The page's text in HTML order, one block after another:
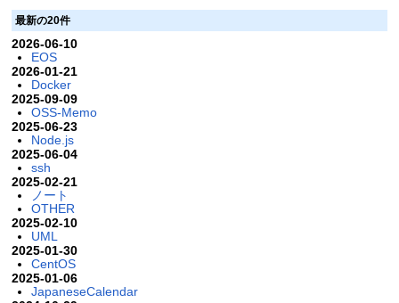
最新の20件
2026-06-10
EOS
2026-01-21
Docker
2025-09-09
OSS-Memo
2025-06-23
Node.js
2025-06-04
ssh
2025-02-21
ノート
OTHER
2025-02-10
UML
2025-01-30
CentOS
2025-01-06
JapaneseCalendar